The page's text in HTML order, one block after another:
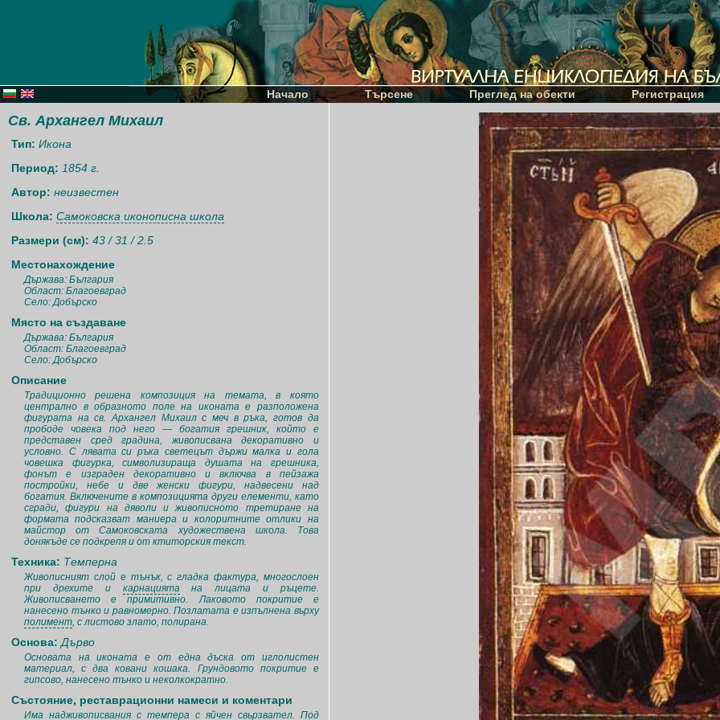
Начало Търсене Преглед на обекти Регистрация
Св. Архангел Михаил
Тип: Икона
Период: 1854 г.
Автор: неизвестен
Школа: Самоковска иконописна школа
Размери (см): 43 / 31 / 2.5
Местонахождение
Държава: България
Област: Благоевград
Село: Добърско
Място на създаване
Държава: България
Област: Благоевград
Село: Добърско
Описание
Традиционно решена композиция на темата, в която
централно в образното поле на иконата е разположена
фигурата на св. Архангел Михаил с меч в ръка, готов да
прободе човека под него — богатия грешник, който е
представен сред градина, живописвана декоративно и
условно. С лявата си ръка светецът държи малка и гола
човешка фигурка, символизираща душата на грешника,
фонът е изграден декоративно и включва в пейзажа
постройки, небе и две женски фигури, надвесени над
богатия. Включените в композицията други елементи, като
сгради, фигури на дяволи и живописното третиране на
формата подсказват маниера и колоритните отлики на
майстор от Самоковската художествена школа. Това
донякъде се подкрепя и от ктиторския текст.
Техника: Темперна
Живописният слой е тънък, с гладка фактура, многослоен
при дрехите и карнациятана лицата и ръцете.
Живописването е примитивно. Лаковото покритие е
нанесено тънко и равномерно. Позлатата е изпълнена върху
полимент, с листово злато, полирана.
Основа: Дърво
Основата на иконата е от една дъска от иглолистен
материал, с два ковани кошака. Грундовото покритие е
гипсово, нанесено тънко и неколкократно.
Състояние, реставрационни намеси и коментари
Има надживописвания с темпера с яйчен свьрзвател. Под